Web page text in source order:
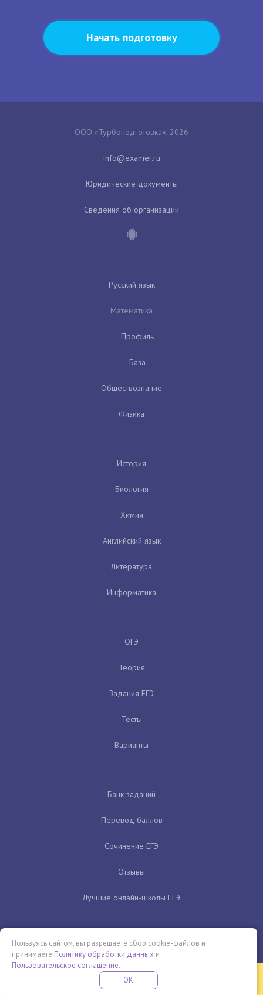
Начать подготовку
ООО «Турбоподготовка», 2026
Юридические документы
Сведения об организации
Русский язык
Математика
Профиль
База
Обществознание
Физика
История
Биология
Химия
Английский язык
Литература
Информатика
ОГЭ
Теория
Задания ЕГЭ
Тесты
Варианты
Банк заданий
Перевод баллов
Сочинение ЕГЭ
Отзывы
Лучшие онлайн-школы ЕГЭ
Бесплатная летняя школа
ПРОВЕДИ ЭТО ЛЕТО С ПОЛЬЗОЙ
Пользуясь сайтом, вы разрешаете сбор cookie-файлов и
принимаете Политику обработки данных и
Пользовательское соглашение.
OK